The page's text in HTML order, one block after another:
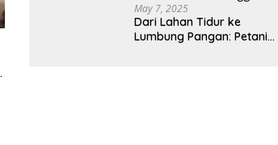
May 7, 2025
Dari Lahan Tidur ke
Lumbung Pangan: Petani